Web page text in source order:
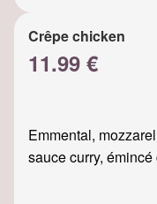
Crêpe chicken
11.99 €
Emmental,
sauce curry,